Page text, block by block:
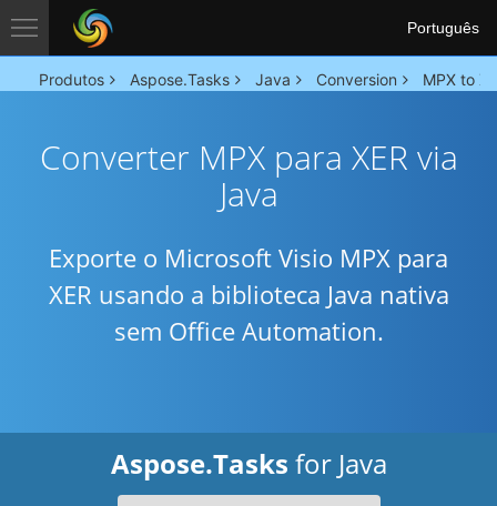
Português
Produtos Aspose.Tasks Java Conversion MPX to
Converter MPX para XER via
Java
Exporte o Microsoft Visio MPX para
XER usando a biblioteca Java nativa
sem Office Automation.
Aspose.Tasks for Java